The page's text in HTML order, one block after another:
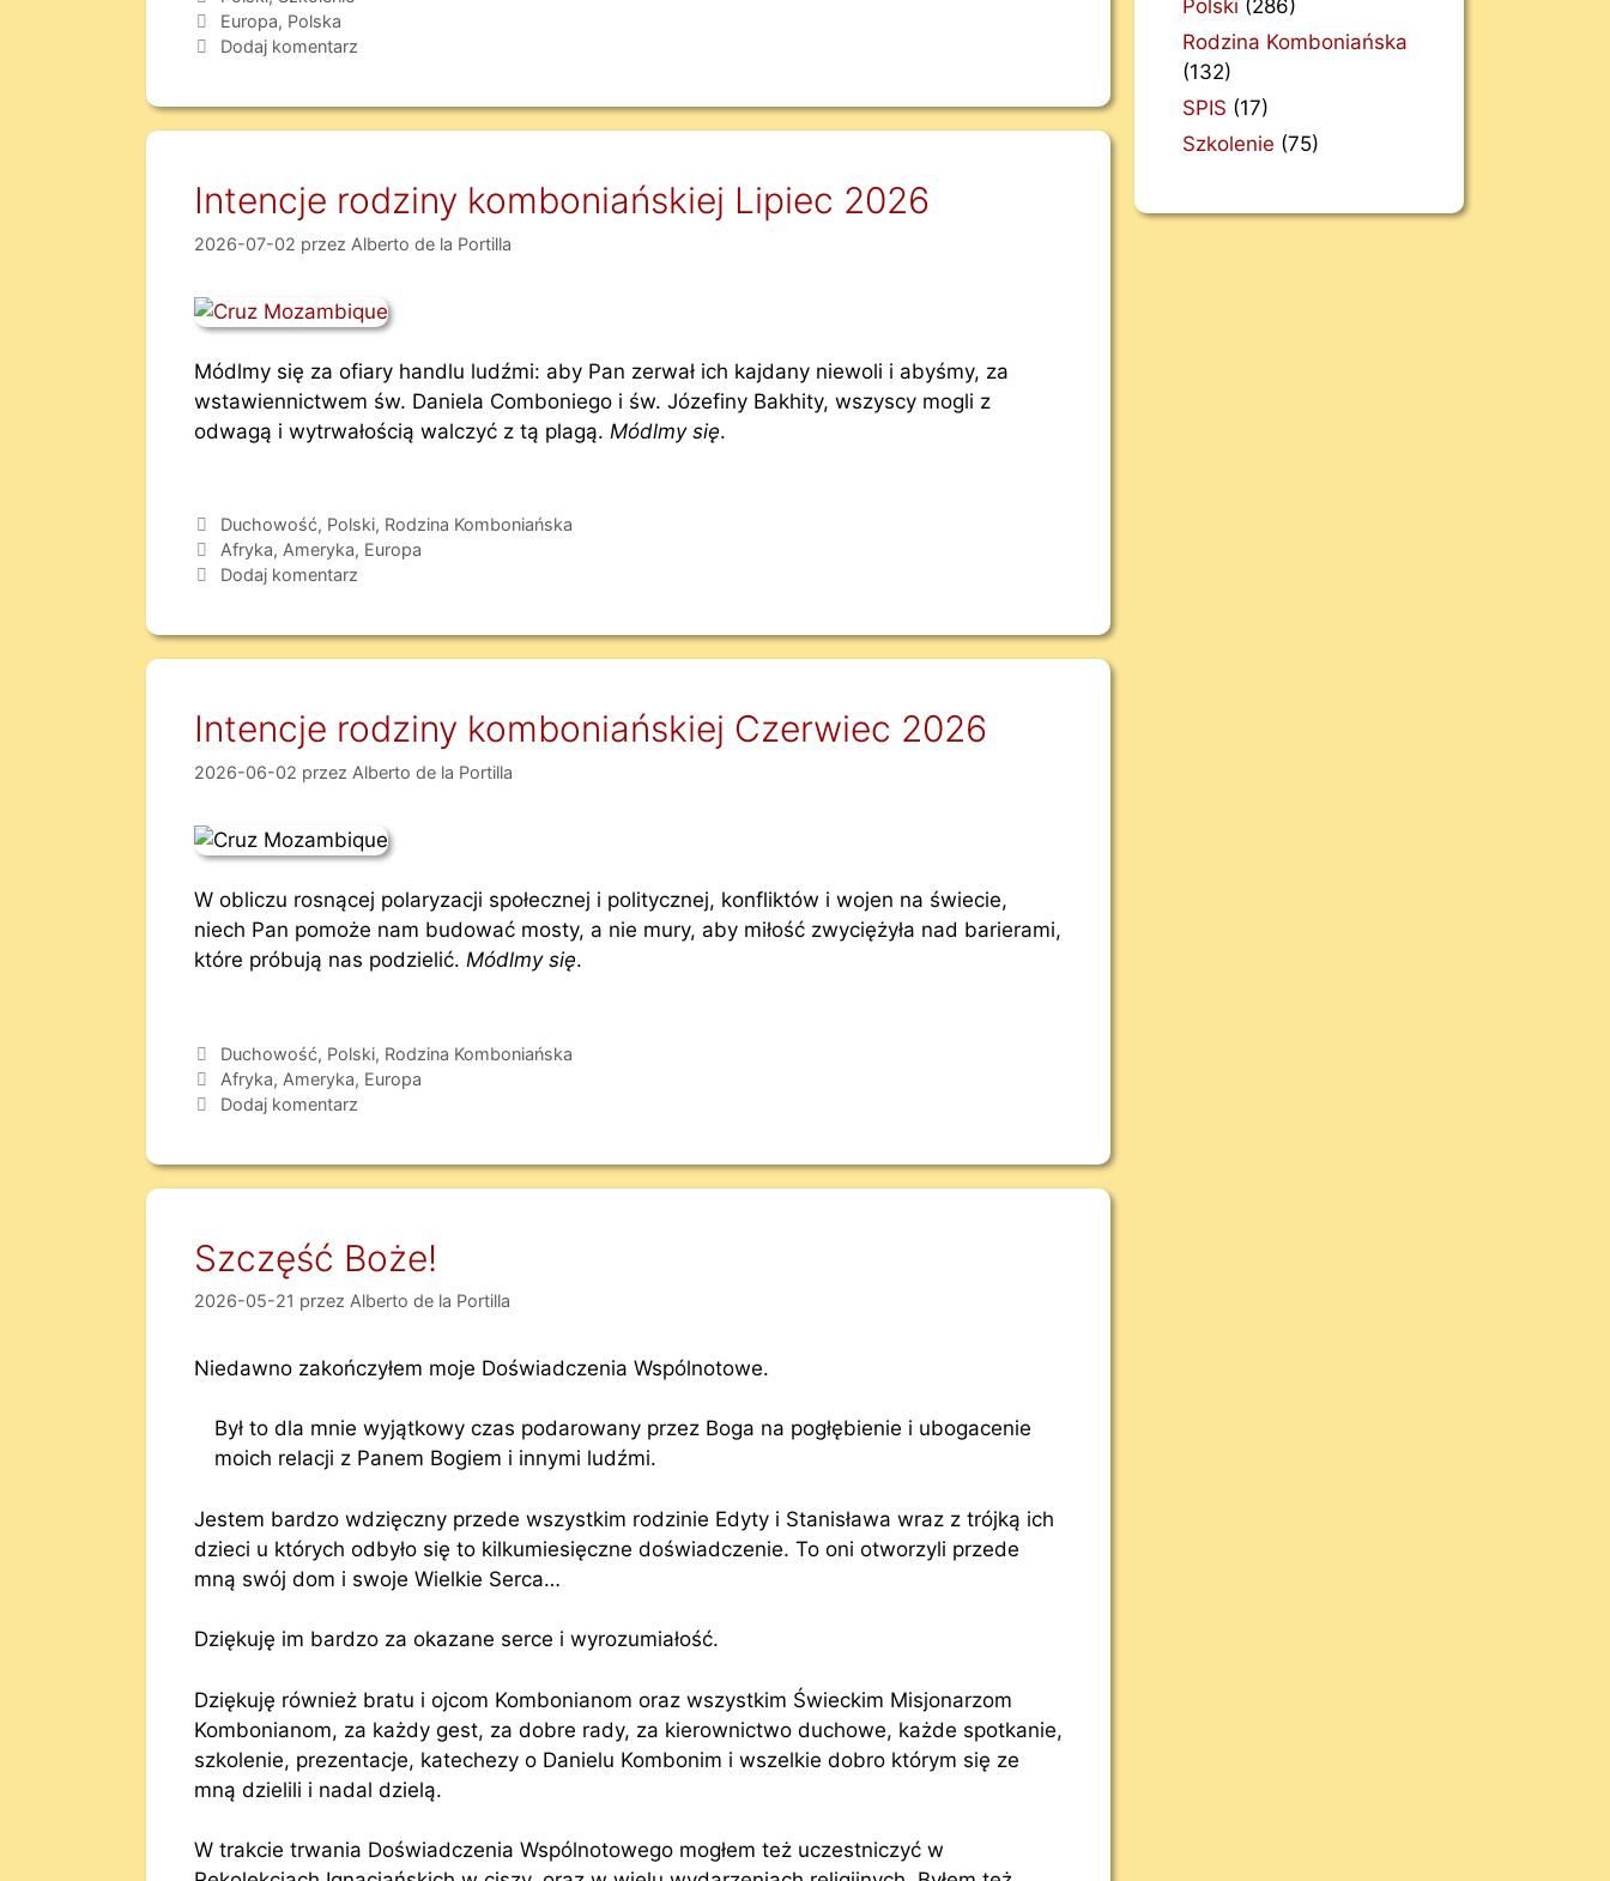
Europa, Polska
Dodaj komentarz
Intencje rodziny komboniańskiej Lipiec 2026
2026-07-02 przez Alberto de la Portilla
Módlmy się za ofiary handlu ludźmi: aby Pan zerwał ich kajdany niewoli i abyśmy, za
wstawiennictwem św. Daniela Comboniego i św. Józefiny Bakhity, wszyscy mogli z
odwagą i wytrwałością walczyć z tą plagą. Módlmy się.
Duchowość, Polski, Rodzina Komboniańska
Afryka, Ameryka, Europa
Dodaj komentarz
Intencje rodziny komboniańskiej Czerwiec 2026
2026-06-02 przez Alberto de la Portilla
W obliczu rosnącej polaryzacji społecznej i politycznej, konfliktów i wojen na świecie,
niech Pan pomoże nam budować mosty, a nie mury, aby miłość zwyciężyła nad barierami,
które próbują nas podzielić. Módlmy się.
Duchowość, Polski, Rodzina Komboniańska
Afryka, Ameryka, Europa
Dodaj komentarz
Szczęść Boże!
2026-05-21 przez Alberto de la Portilla
Niedawno zakończyłem moje Doświadczenia Wspólnotowe.
Był to dla mnie wyjątkowy czas podarowany przez Boga na pogłębienie i ubogacenie
moich relacji z Panem Bogiem i innymi ludźmi.
Jestem bardzo wdzięczny przede wszystkim rodzinie Edyty i Stanisława wraz z trójką ich
dzieci u których odbyło się to kilkumiesięczne doświadczenie. To oni otworzyli przede
mną swój dom i swoje Wielkie Serca…
Dziękuję im bardzo za okazane serce i wyrozumiałość.
Dziękuję również bratu i ojcom Kombonianom oraz wszystkim Świeckim Misjonarzom
Kombonianom, za każdy gest, za dobre rady, za kierownictwo duchowe, każde spotkanie,
szkolenie, prezentacje, katechezy o Danielu Kombonim i wszelkie dobro którym się ze
mną dzielili i nadal dzielą.
W trakcie trwania Doświadczenia Wspólnotowego mogłem też uczestniczyć w
Polski (286)
Rodzina Komboniańska
(132)
SPIS (17)
Szkolenie (75)